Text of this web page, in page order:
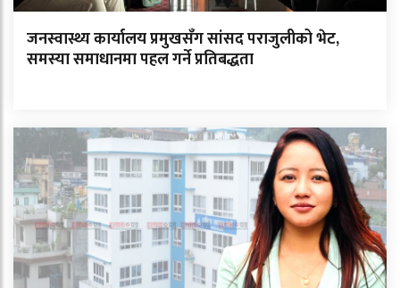
जनस्वास्थ्य कार्यालय प्रमुखसँग सांसद पराजुलीको भेट,
समस्या समाधानमा पहल गर्ने प्रतिबद्धता